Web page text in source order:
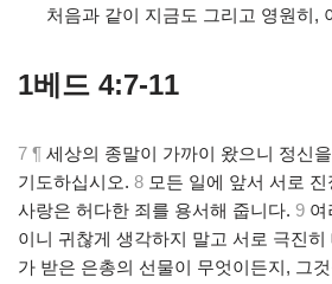
처음과 같이 지금도 그리고 영원히,
1베드 4:7-11
7 ¶ 세상의 종말이 가까이 왔으니 정신
기도하십시오. 8 모든 일에 앞서 서로
사랑은 허다한 죄를 용서해 줍니다. 9 여
이니 귀찮게 생각하지 말고 서로 극진히
가 받은 은총의 선물이 무엇이든지, 그